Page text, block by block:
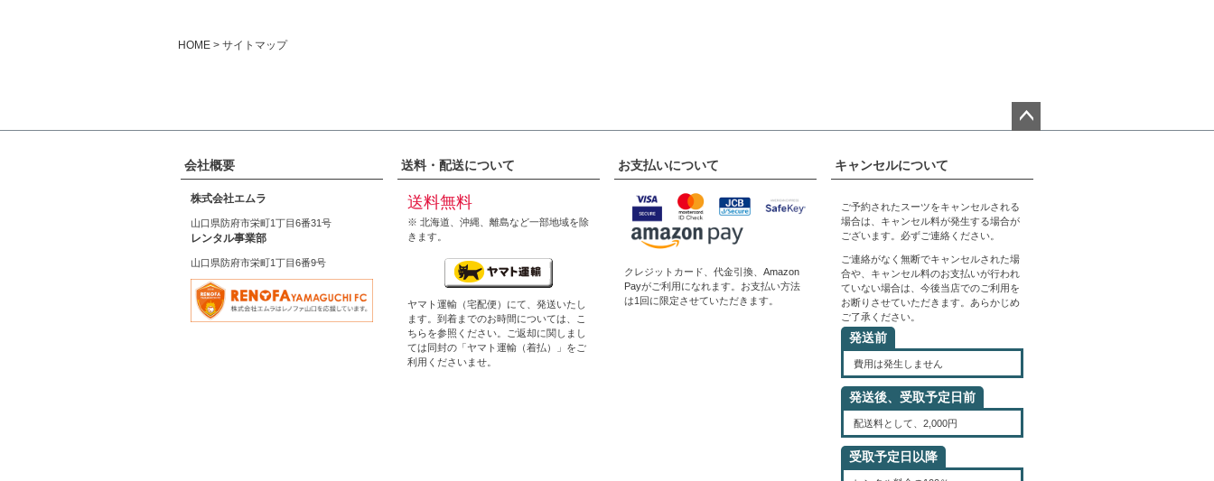
HOME サイトマップ
ップ
会社概要
株式会社エムラ
山口県防府市栄町1丁目6番31号
レンタル事業部
山口県防府市栄町1丁目6番9号
送料・配送について
送料無料
※ 北海道、沖縄、離島など一部地域を除
きます。
ヤマト運輸（宅配便）にて、発送いたし
ます。到着までのお時間については、
こ
ちらを参照ください。ご返却に関しまし
ては同封の「ヤマト運輸（着払）」をご
利用くださいませ。
お支払いについて
クレジットカード、代金引換、Amazon
Payがご利用になれます。お支払い方法
は1回に限定させていただきます。
キャンセルについて
ご予約されたスーツをキャンセルされる
場合は、キャンセル料が発生する場合が
ございます。必ずご連絡ください。
ご連絡がなく無断でキャンセルされた場
合や、キャンセル料のお支払いが行われ
ていない場合は、今後当店でのご利用を
お断りさせていただきます。あらかじめ
ご了承ください。
発送前
費用は発生しません
発送後、受取予定日前
配送料として、2,000円
受取予定日以降